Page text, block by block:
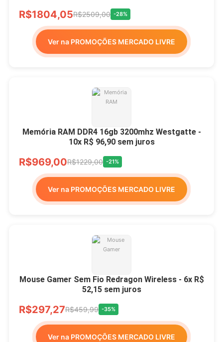
R$1804,05R$2509,00 -28%
Ver na PROMOÇÕES MERCADO LIVRE
Memória RAM DDR4 16gb 3200mhz Westgatte -
10x R$ 96,90 sem juros
R$969,00R$1229,00 -21%
Ver na PROMOÇÕES MERCADO LIVRE
Mouse Gamer Sem Fio Redragon Wireless - 6x R$
52,15 sem juros
R$297,27R$459,99 -35%
Ver na PROMOÇÕES MERCADO LIVRE